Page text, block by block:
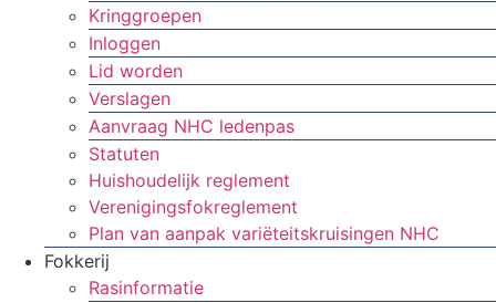
Kringgroepen
Inloggen
Lid worden
Verslagen
Aanvraag NHC ledenpas
Statuten
Huishoudelijk reglement
Verenigingsfokreglement
Plan van aanpak variëteitskruisingen NHC
Fokkerij
Rasinformatie